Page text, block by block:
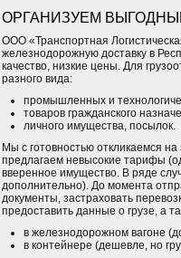
ОРГАНИЗУЕМ
ООО «Транспортная
железнодорожную доставку в
качество, низкие цены. Для
разного вида:
промышленных и
товаров гражданского
личного имущества, посылок.
Мы с готовностью откликаемся
предлагаем невысокие тарифы
вверенное имущество. В ряде
дополнительно). До момента
документы, застраховать
предоставить данные о грузе, а
в железнодорожном вагоне
в контейнере (дешевле, но